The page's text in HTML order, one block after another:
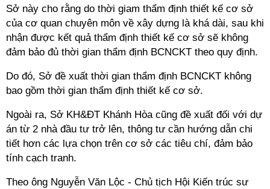
Sở này cho rằng do thời giam thẩm định thiết kế cơ sở
của cơ quan chuyên môn về xây dựng là khá dài, sau khi
nhận được kết quả thẩm định thiết kế cơ sở sẽ không
đảm bảo đủ thời gian thẩm định BCNCKT theo quy định.
Do đó, Sở đề xuất thời gian thẩm định BCNCKT không
bao gồm thời gian thẩm định thiết kế cơ sở.
Ngoài ra, Sở KH&ĐT Khánh Hòa cũng đề xuất đối với dự
án từ 2 nhà đầu tư trở lên, thông tư cần hướng dẫn chi
tiết hơn các lựa chọn trên cơ sở các tiêu chí, đảm bảo
tính cạch tranh.
Theo ông Nguyễn Văn Lộc - Chủ tịch Hội Kiến trúc sư